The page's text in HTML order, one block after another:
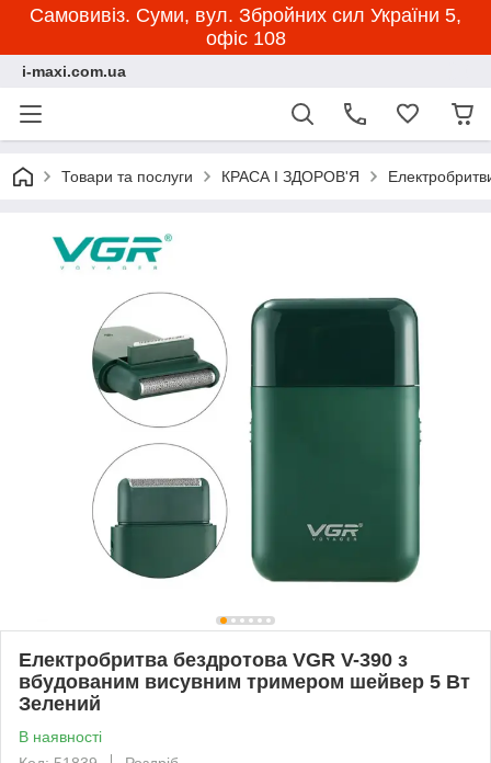
Самовивіз. Суми, вул. Збройних сил України 5,
офіс 108
i-maxi.com.ua
Товари та послуги КРАСА І ЗДОРОВ'Я
Електробритва бездротова VGR V-390 з
вбудованим висувним тримером шейвер 5 Вт
Зелений
В наявності